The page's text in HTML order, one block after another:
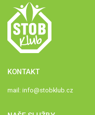
KONTAKT
mail: info@stobklub.cz